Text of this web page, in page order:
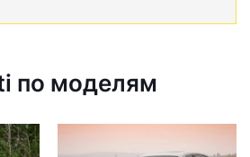
по моделям